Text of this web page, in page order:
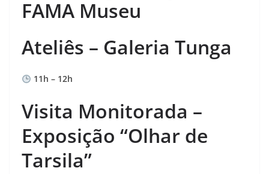
FAMA Museu
Ateliês – Galeria Tunga
11h – 12h
Visita Monitorada –
Exposição “Olhar de
Tarsila”